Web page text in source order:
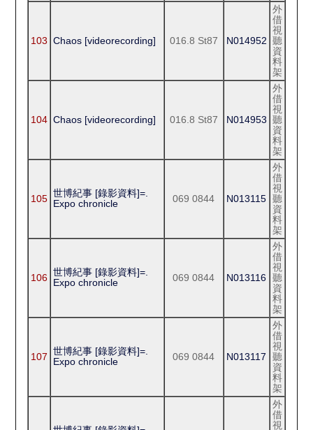
103 Chaos [videorecording] 016.8 St87 N014952
外
借
視
聽
資
料
架
104 Chaos [videorecording] 016.8 St87 N014953
外
借
視
聽
資
料
架
105 世博紀事 [錄影資料]=.
Expo chronicle
069 0844 N013115
外
借
視
聽
資
料
架
106 世博紀事 [錄影資料]=.
Expo chronicle
069 0844 N013116
外
借
視
聽
資
料
架
107 世博紀事 [錄影資料]=.
Expo chronicle
069 0844 N013117
外
借
視
聽
資
料
架
外
借
視